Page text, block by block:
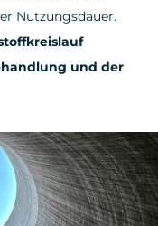
Nutzungsdauer.
und der